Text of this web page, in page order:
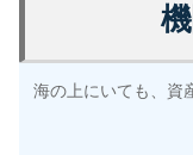
海の上にいても、資